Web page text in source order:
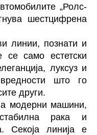
„Ролс-
шестцифрена
линии, познати и
се само естетски
луксуз и
што го
други.
модерни машини,
рака и
Секоја линија е